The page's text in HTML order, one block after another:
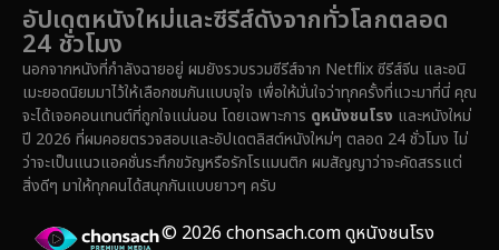
Family ครอบครัว
Fantasy จินตนาการ (324)
Fiction (14)
อัปเดตหนังใหม่และซีรีส์ดังจากทั่วโลกตลอด
24 ชั่วโมง
นอกจากหนังที่กำลังฉายอยู่ ผมยังรวบรวมซีรีส์จาก Netflix ซีรีส์จีน และอนิ
เมะยอดนิยมมาไว้ให้เลือกชมกันแบบจุใจ เพื่อให้มั่นใจว่าทุกครั้งที่แวะมาที่นี่ คุณ
จะได้เจอคอนเทนต์ที่ถูกใจแน่นอน โดยเฉพาะการ ดูหนังชนโรง และหนังใหม่
ปี 2026 ที่ผมคอยตรวจสอบและอัปเดตลิสต์หนังใหม่ๆ ตลอด 24 ชั่วโมง ไม่
ว่าจะเป็นแนวแอคชั่นระทึกขวัญหรือรักโรแมนติก ผมสัญญาว่าจะคัดสรรแต่
สิ่งดีๆ มาให้ทุกคนได้สนุกกันแบบยาวๆ ครับ
© 2026 chonsach.com ดูหนังชนโรง